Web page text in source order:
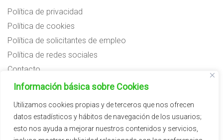
Información básica sobre Cookies
Utilizamos cookies propias y de terceros que nos ofrecen
datos estadísticos y hábitos de navegación de los usuarios;
esto nos ayuda a mejorar nuestros contenidos y servicios,
Política de privacidad
Política de cookies
Política de solicitantes de empleo
Política de redes sociales
Contacto
Preguntas frecuentes
Subvenciones